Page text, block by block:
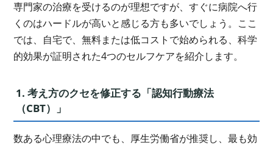
専門家の治療を受けるのが理想ですが、すぐに病院へ行
くのはハードルが高いと感じる方も多いでしょう。ここ
では、自宅で、無料または低コストで始められる、科学
的効果が証明された4つのセルフケアを紹介します。
1. 考え方のクセを修正する「認知行動療法
（CBT）」
数ある心理療法の中でも、厚生労働省が推奨し、最も効